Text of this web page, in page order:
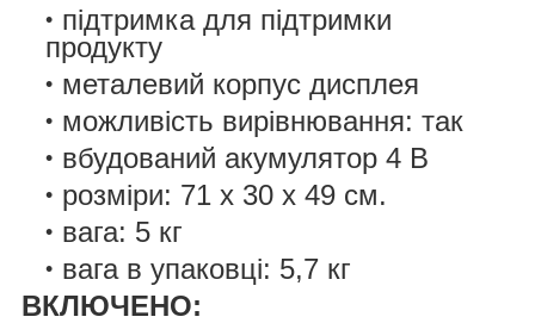
підтримка для підтримки
продукту
металевий корпус дисплея
можливість вирівнювання: так
вбудований акумулятор 4 В
розміри: 71 х 30 х 49 см.
вага: 5 кг
вага в упаковці: 5,7 кг
ВКЛЮЧЕНО: